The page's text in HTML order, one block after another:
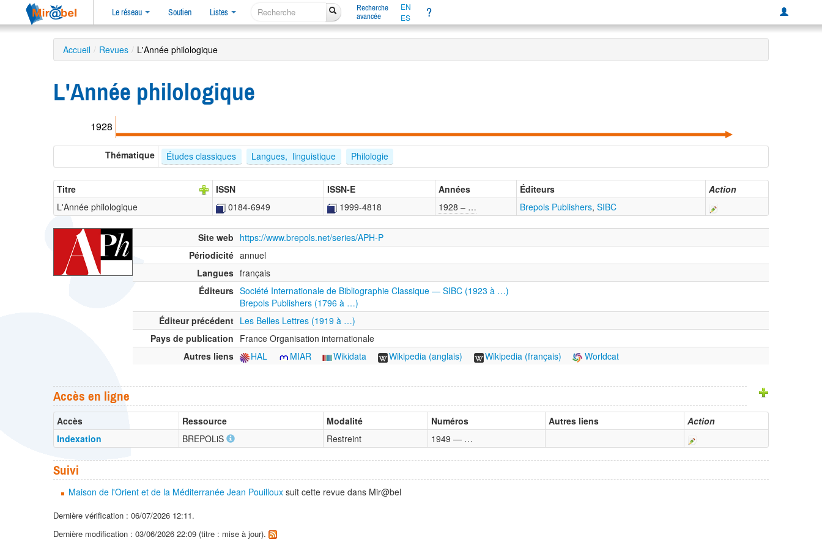
Le réseau Soutien Listes
Recherche
avancée
EN
ES
?
Accueil / Revues / L'Année philologique
L'Année philologique
1928
Thématique Études classiques Langues,  linguistique Philologie
Titre ISSN ISSN-E Années Éditeurs
Action
L'Année philologique
0184-6949 1999-4818 1928 – … Brepols Publishers, SIBC
Site web https://www.brepols.net/series/APH-P
Périodicité annuel
Langues français
Éditeurs Société Internationale de Bibliographie Classique — SIBC (1923 à …)
Brepols Publishers (1796 à …)
Éditeur précédent Les Belles Lettres (1919 à …)
Pays de publication France Organisation internationale
Autres liens
HAL MIAR Wikidata Wikipedia (anglais) Wikipedia (français) Worldcat
Accès en ligne
Accès Ressource Modalité Numéros Autres liens
Action
Indexation
BREPOLiS Restreint 1949 — …
Suivi
Maison de l'Orient et de la Méditerranée Jean Pouilloux suit cette revue dans Mir@bel
Dernière vérification : 06/07/2026 12:11.
Dernière modification : 03/06/2026 22:09 (titre : mise à jour).